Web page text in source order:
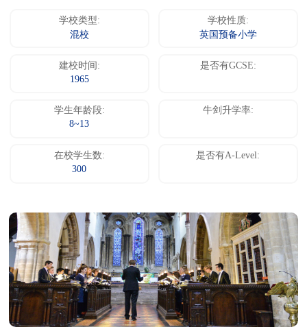
学校类型:
混校
学校性质:
英国预备小学
建校时间:
1965
是否有GCSE:
学生年龄段:
8~13
牛剑升学率:
在校学生数:
300
是否有A-Level: